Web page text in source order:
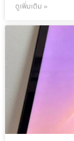
ดูเพิ่มเติม »